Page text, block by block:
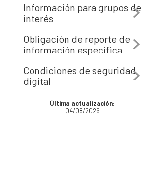
Información para grupos de
interés
Obligación de reporte de
información específica
Condiciones de seguridad
digital
Última actualización:
04/08/2026